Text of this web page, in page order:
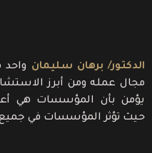
الدكتور/ برهان سليمان
مجال عمله ومن أبرز
يؤمن بأن المؤسسات هي
حيث تؤثر المؤسسات في جميع